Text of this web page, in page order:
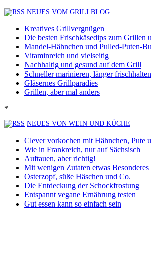
NEUES VOM GRILLBLOG
Kreatives Grillvergnügen
Die besten Frischkäsedips zum Grillen
Mandel-Hähnchen und Pulled-Puten-
Vitaminreich und vielseitig
Nachhaltig und gesund auf dem Grill
Schneller marinieren, länger frischhalten
Gläsernes Grillparadies
Grillen, aber mal anders
*
NEUES VON WEIN UND KÜCHE
Clever vorkochen mit Hähnchen, Pute
Wie in Frankreich, nur auf Sächsisch
Auftauen, aber richtig!
Mit wenigen Zutaten etwas Besonderes
Osterzopf, süße Häschen und Co.
Die Entdeckung der Schockfrostung
Entspannt vegane Ernährung testen
Gut essen kann so einfach sein